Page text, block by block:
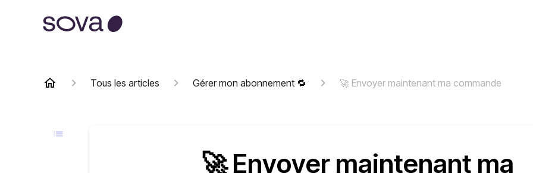
Tous les articles Gérer mon abonnement 🔁 🚀 Envoyer maintenant ma commande
🚀 Envoyer maintenant ma